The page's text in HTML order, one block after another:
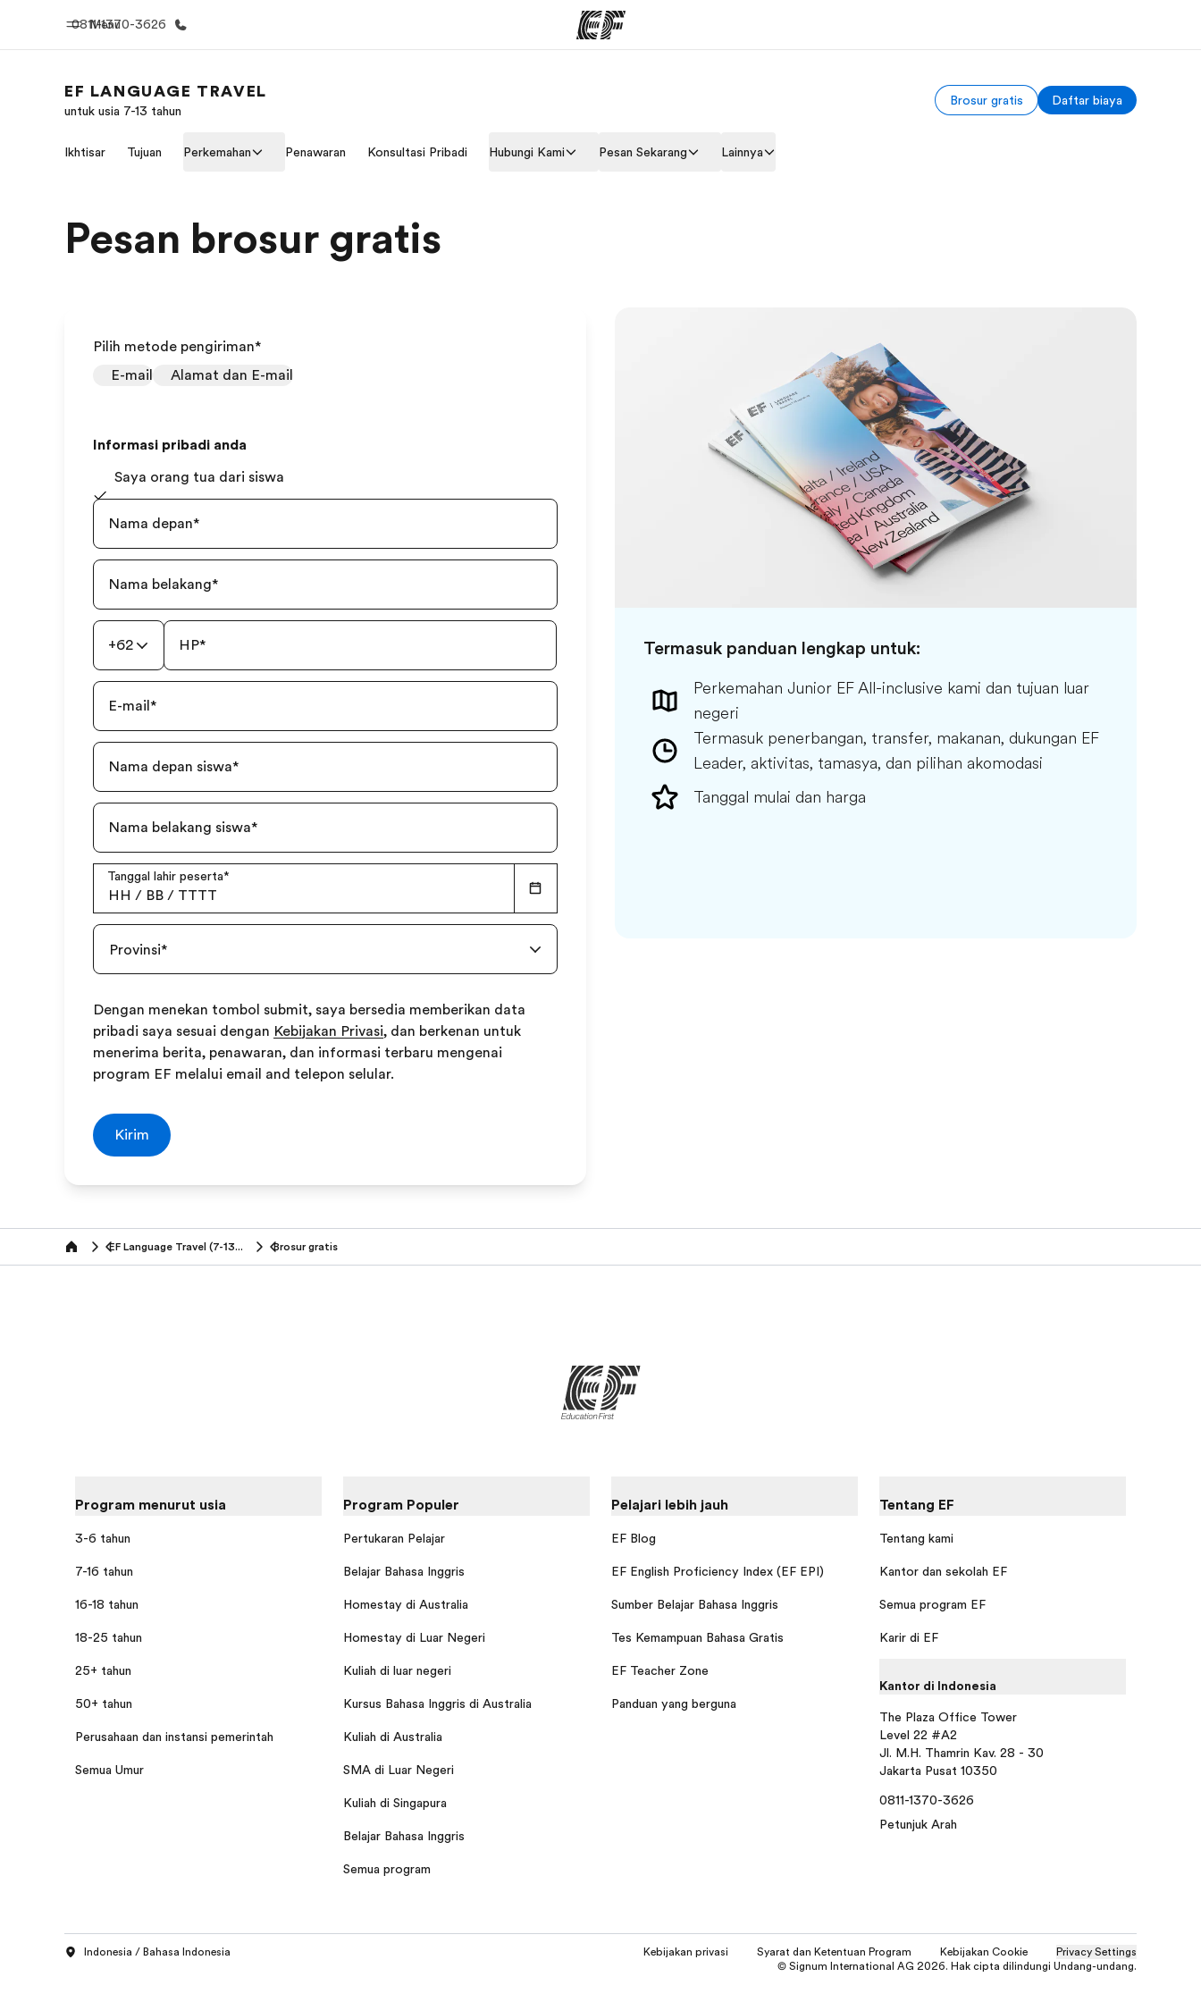
Menu
0811-1370-3626
Selamat datang di EF Lihat semua program Kantor terdekat
EF LANGUAGE TRAVEL
untuk usia 7-13 tahun
Brosur gratis Daftar biaya
Ikhtisar Tujuan Perkemahan Penawaran Konsultasi Pribadi Hubungi Kami Pesan Sekarang Lainnya
Pesan brosur gratis
Pilih metode pengiriman*
E-mail
Alamat dan E-mail
Informasi pribadi anda
Saya orang tua dari siswa
Nama depan*
Nama belakang*
+62 HP*
E-mail *
Nama depan siswa*
Nama belakang siswa*
Tanggal lahir peserta*
HH / BB / TTTT
Provinsi*
Dengan menekan tombol submit, saya bersedia memberikan data
pribadi saya sesuai dengan Kebijakan Privasi, dan berkenan untuk
menerima berita, penawaran, dan informasi terbaru mengenai
program EF melalui email and telepon selular.
Kirim
Termasuk panduan lengkap untuk:
Perkemahan Junior EF All-inclusive kami dan tujuan luar
negeri
Termasuk penerbangan, transfer, makanan, dukungan EF
Leader, aktivitas, tamasya, dan pilihan akomodasi
Tanggal mulai dan harga
Home EF Language Travel (7-13 tahun) Brosur gratis
Program menurut usia
3-6 tahun
7-16 tahun
16-18 tahun
18-25 tahun
25+ tahun
50+ tahun
Perusahaan dan instansi pemerintah
Semua Umur
Program Populer
Pertukaran Pelajar
Belajar Bahasa Inggris
Homestay di Australia
Homestay di Luar Negeri
Kuliah di luar negeri
Kursus Bahasa Inggris di Australia
Kuliah di Australia
SMA di Luar Negeri
Kuliah di Singapura
Belajar Bahasa Inggris
Semua program
Pelajari lebih jauh
EF Blog
EF English Proficiency Index (EF EPI)
Sumber Belajar Bahasa Inggris
Tes Kemampuan Bahasa Gratis
EF Teacher Zone
Panduan yang berguna
Tentang EF
Tentang kami
Kantor dan sekolah EF
Semua program EF
Karir di EF
Kantor di Indonesia
The Plaza Office Tower
Level 22 #A2
Jl. M.H. Thamrin Kav. 28 - 30
Jakarta Pusat 10350
0811-1370-3626
Petunjuk Arah
Indonesia / Bahasa Indonesia Kebijakan privasi Syarat dan Ketentuan Program Kebijakan Cookie
Privacy Settings
© Signum International AG 2026. Hak cipta dilindungi Undang-undang.